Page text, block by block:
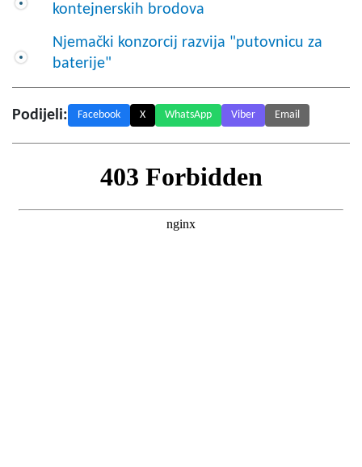
kontejnerskih brodova
Njemački konzorcij razvija "putovnicu za
baterije"
Podijeli: Facebook X WhatsApp Viber Email